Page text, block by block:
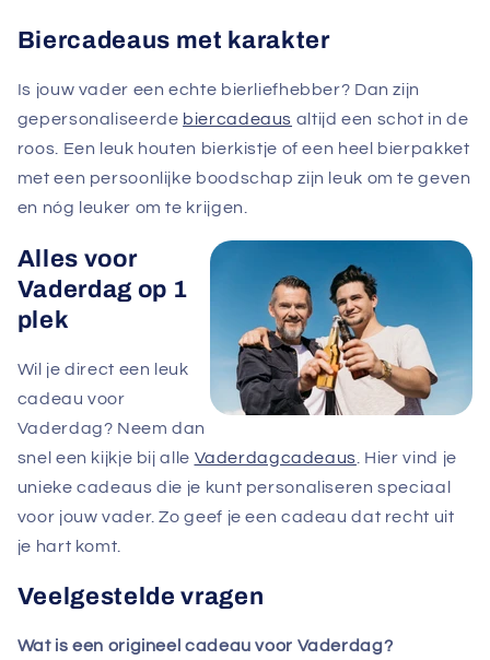
Biercadeaus met karakter
Is jouw vader een echte bierliefhebber? Dan zijn
gepersonaliseerde biercadeaus altijd een schot in de
roos. Een leuk houten bierkistje of een heel bierpakket
met een persoonlijke boodschap zijn leuk om te geven
en nóg leuker om te krijgen.
Alles voor
Vaderdag op 1
plek
Wil je direct een leuk
cadeau voor
Vaderdag? Neem dan
snel een kijkje bij alle Vaderdagcadeaus . Hier vind je
unieke cadeaus die je kunt personaliseren speciaal
voor jouw vader. Zo geef je een cadeau dat recht uit
je hart komt.
Veelgestelde vragen
Wat is een origineel cadeau voor Vaderdag?